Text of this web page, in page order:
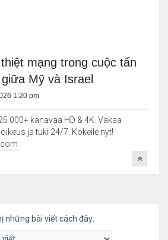
mạng trong cuộc tấn
Mỹ và Israel
1:20 pm
000+ kanavaa HD & 4K. Vakaa
ja tuki 24/7. Kokeile nyt!
những bài viết cách đây: